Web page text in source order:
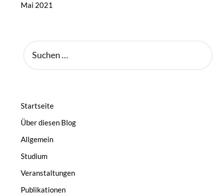
Mai 2021
NACH:
Startseite
Über diesen Blog
Allgemein
Studium
Veranstaltungen
Publikationen